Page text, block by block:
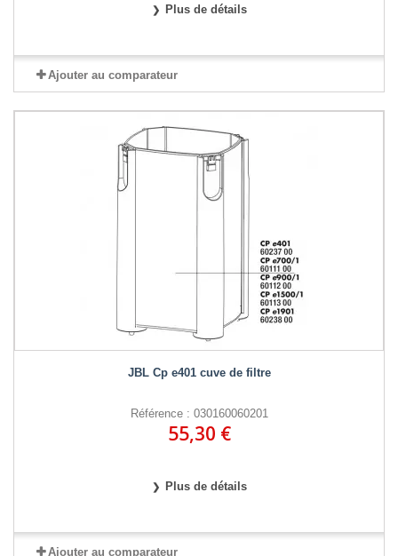
Plus de détails
Ajouter au comparateur
JBL Cp e401 cuve de filtre
Référence : 030160060201
55,30 €
Plus de détails
Ajouter au comparateur